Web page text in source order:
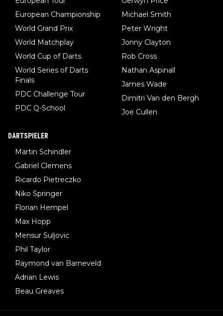
European Championship
World Grand Prix
World Matchplay
World Cup of Darts
World Series of Darts
Finals
PDC Challenge Tour
PDC Q-School
Michael Smith
Peter Wright
Jonny Clayton
Rob Cross
Nathan Aspinall
James Wade
Dimitri Van den Bergh
Joe Cullen
DARTSPIELER
Martin Schindler
Gabriel Clemens
Ricardo Pietreczko
Niko Springer
Florian Hempel
Max Hopp
Mensur Suljovic
Phil Taylor
Raymond van Barneveld
Adrian Lewis
Beau Greaves